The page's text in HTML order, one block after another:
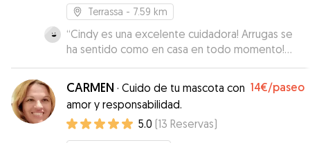
Terrassa - 7.59 km
“Cindy es una excelente cuidadora! Arrugas se
ha sentido como en casa en todo momento!
Muchas gracias Cindy! Definitivamente
repetiremos!
CARMEN · Cuido de tu mascota con
amor y responsabilidad.
14€/paseo
5.0 (13 Reservas)